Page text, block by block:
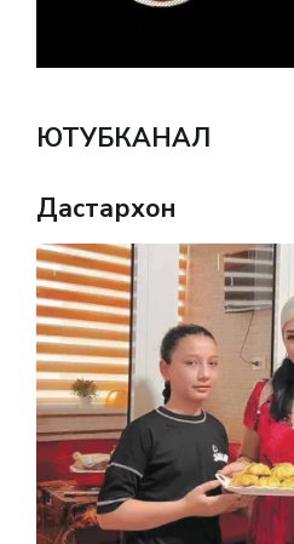
ЮТУБКАНАЛ
Дастархон